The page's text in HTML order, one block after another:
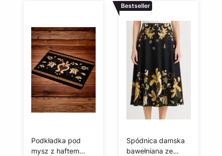
Podkładka pod
mysz z haftem
Bestseller
Spódnica damska
bawełniana ze